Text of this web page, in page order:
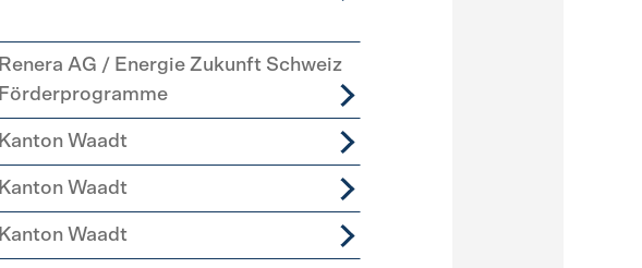
Renera AG / Energie Zukunft Schweiz
Förderprogramme
Kanton Waadt
Kanton Waadt
Kanton Waadt